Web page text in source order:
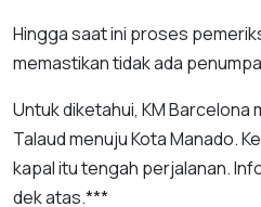
Hingga saat ini proses
memastikan tidak ada
Untuk diketahui, KM Barcelona
Talaud menuju Kota Manado.
kapal itu tengah perjalanan.
dek atas.***